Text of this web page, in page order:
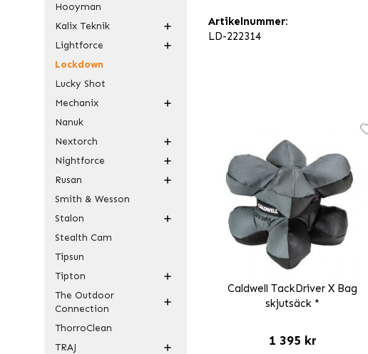
Hooyman
Kalix Teknik
Lightforce
Lockdown
Lucky Shot
Mechanix
Nanuk
Nextorch
Nightforce
Rusan
Smith & Wesson
Stalon
Stealth Cam
Tipsun
Tipton
The Outdoor
Connection
ThorroClean
TRAJ
Artikelnummer:
LD-222314
Caldwell TackDriver X Bag
skjutsäck *
1 395 kr